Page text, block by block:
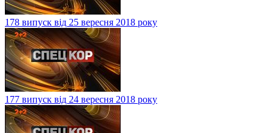
178 випуск від 25 вересня 2018 року
177 випуск від 24 вересня 2018 року